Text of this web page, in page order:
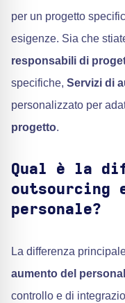
per un progetto
esigenze. Sia che
responsabili di
specifiche, Servizi di
personalizzato per
progetto.
Qual è la
outsourcing
personale?
La differenza
aumento del
controllo e di